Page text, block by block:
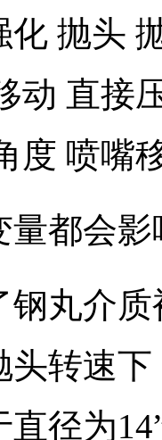
抛头
动 直接
度 喷嘴
量都会
钢丸介
头转速
直径为